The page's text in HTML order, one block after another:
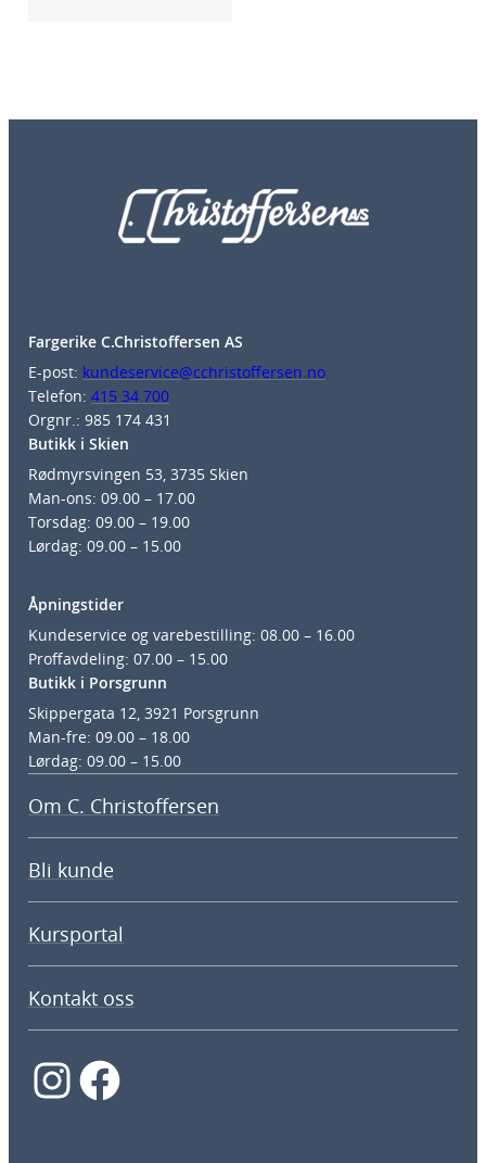
Fargerike C.Christoffersen AS
E-post: kundeservice@cchristoffersen.no
Telefon: 415 34 700
Orgnr.: 985 174 431
Butikk i Skien
Rødmyrsvingen 53, 3735 Skien
Man-ons: 09.00 – 17.00
Torsdag: 09.00 – 19.00
Lørdag: 09.00 – 15.00
Åpningstider
Kundeservice og varebestilling: 08.00 – 16.00
Proffavdeling: 07.00 – 15.00
Butikk i Porsgrunn
Skippergata 12, 3921 Porsgrunn
Man-fre: 09.00 – 18.00
Lørdag: 09.00 – 15.00
Om C. Christoffersen
Bli kunde
Kursportal
Kontakt oss
InstagramFacebook